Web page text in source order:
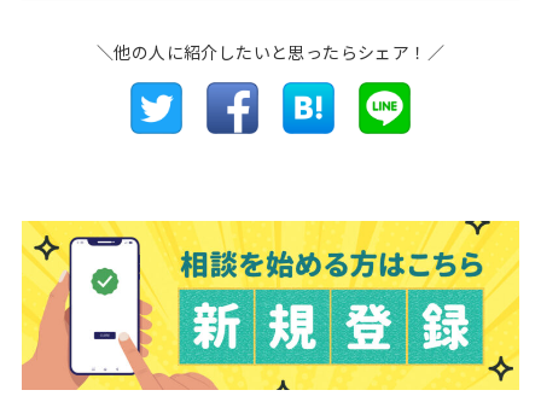
＼他の人に紹介したいと思ったらシェア！／